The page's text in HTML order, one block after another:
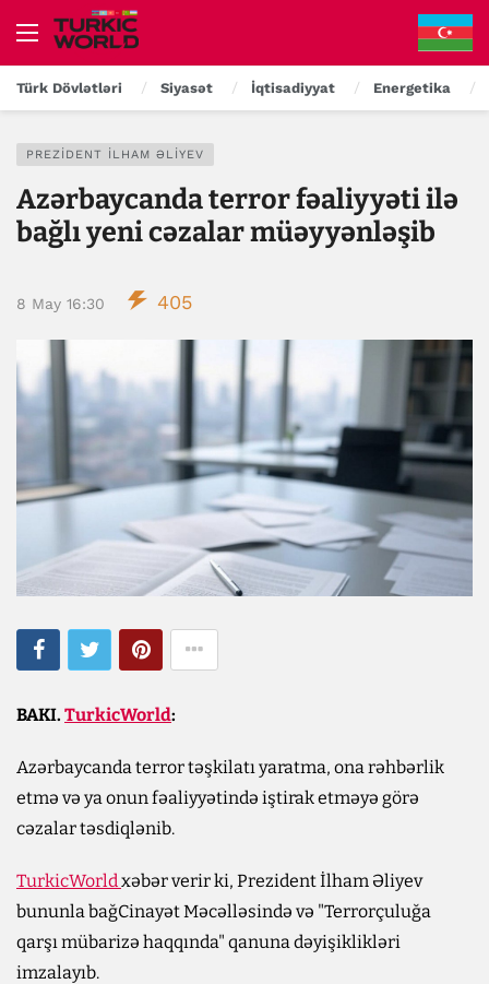
Türk Dövlətləri Siyasət İqtisadiyyat Energetika
PREZIDENT İLHAM ƏLIYEV
Azərbaycanda terror fəaliyyəti ilə
bağlı yeni cəzalar müəyyənləşib
8 May 16:30 405
BAKI. TurkicWorld:
Azərbaycanda terror təşkilatı yaratma, ona rəhbərlik
etmə və ya onun fəaliyyətində iştirak etməyə görə
cəzalar təsdiqlənib.
TurkicWorldxəbər verir ki, Prezident İlham Əliyev
bununla bağCinayət Məcəlləsində və "Terrorçuluğa
qarşı mübarizə haqqında" qanuna dəyişiklikləri
imzalayıb.